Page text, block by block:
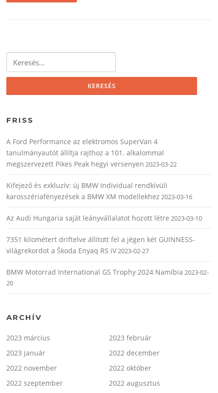
FRISS
A Ford Performance az elektromos SuperVan 4
tanulmányautót állítja rajthoz a 101. alkalommal
megszervezett Pikes Peak hegyi versenyen 2023-03-22
Kifejező és exkluzív: új BMW Individual rendkívüli
karosszériafényezések a BMW XM modellekhez 2023-03-16
Az Audi Hungaria saját leányvállalatot hozott létre 2023-03-10
7351 kilométert driftelve állított fel a jégen két GUINNESS-
világrekordot a Škoda Enyaq RS iV2023-02-27
BMW Motorrad International GS Trophy 2024 Namíbia 2023-02-
20
ARCHÍV
2023 március
2023 február
2023 január
2022 december
2022 november
2022 október
2022 szeptember
2022 augusztus